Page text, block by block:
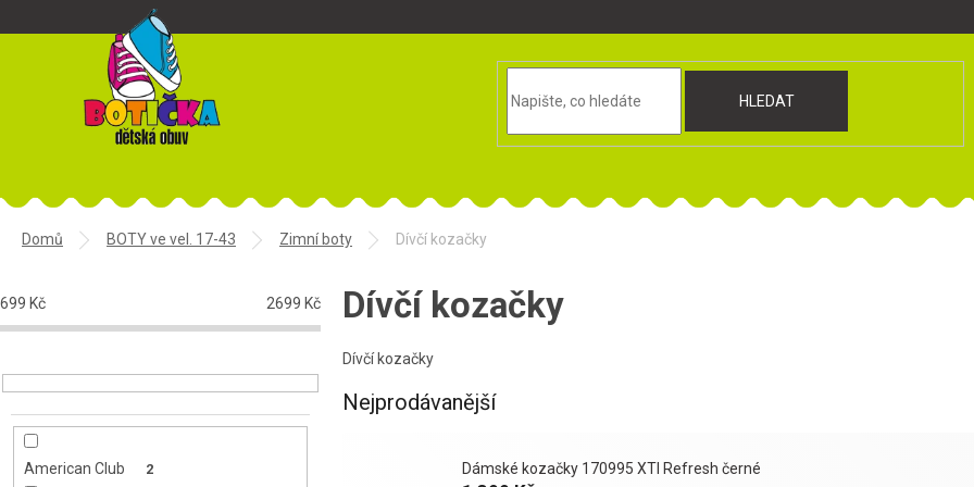
HLEDAT
Domů BOTY ve vel. 17-43 Zimní boty Dívčí kozačky
o
s
r
a
699 Kč 2699 Kč
American Club 2
Dívčí kozačky
Dívčí kozačky
Nejprodávanější
Dámské kozačky 170995 XTI Refresh černé